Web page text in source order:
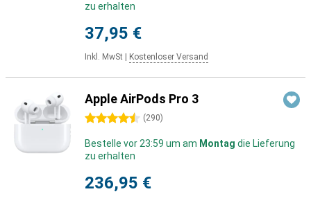
zu erhalten
37,95 €
Inkl. MwSt Kostenloser Versand
Apple AirPods Pro 3
4.5 Sterne (290)
Bestelle vor 23:59 um am Montag die Lieferung
zu erhalten
236,95 €